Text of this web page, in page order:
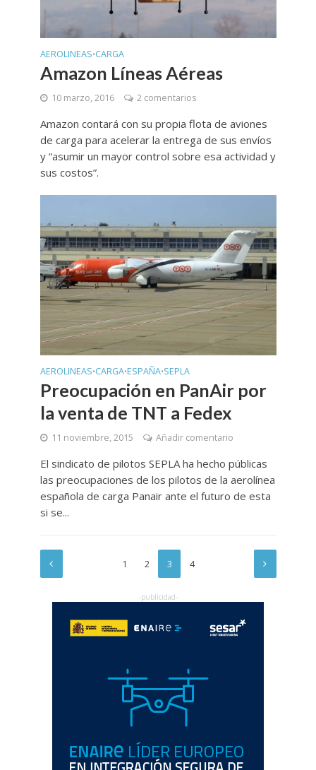
AEROLINEAS•CARGA
Amazon Líneas Aéreas
10 marzo, 2016 2 comentarios
Amazon contará con su propia flota de aviones
de carga para acelerar la entrega de sus envíos
y “asumir un mayor control sobre esa actividad y
sus costos”.
AEROLINEAS•CARGA•ESPAÑA•SEPLA
Preocupación en PanAir por
la venta de TNT a Fedex
11 noviembre, 2015 Añadir comentario
El sindicato de pilotos SEPLA ha hecho públicas
las preocupaciones de los pilotos de la aerolínea
española de carga Panair ante el futuro de esta
si se...
1 2 3 4